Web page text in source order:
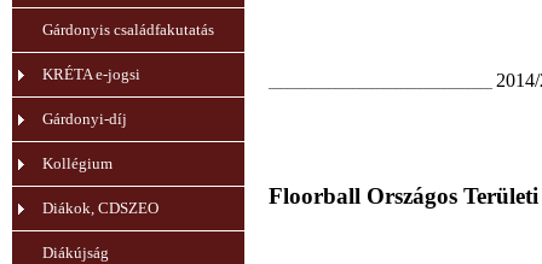
Gárdonyis családfakutatás
KRÉTA e-jogsi
Gárdonyi-díj
Kollégium
Diákok, CDSZEO
Diákújság
Floorball Országos